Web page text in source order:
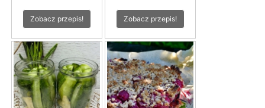
Zobacz przepis! Zobacz przepis!